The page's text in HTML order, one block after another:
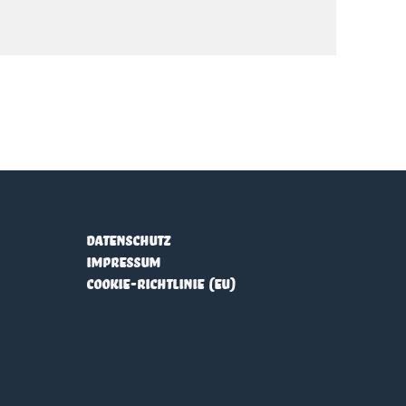
Datenschutz
Impressum
COOKIE-RICHTLINIE (EU)